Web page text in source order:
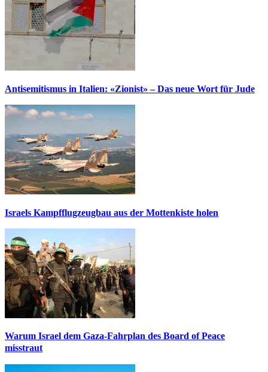
Antisemitismus in Italien: «Zionist» – Das neue Wort für Jude
Israels Kampfflugzeugbau aus der Mottenkiste holen
Warum Israel dem Gaza-Fahrplan des Board of Peace
misstraut